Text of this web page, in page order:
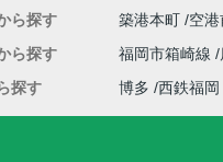
ら探す
築港本町 空港
ら探す
福岡市箱崎線
探す
博多 西鉄福岡